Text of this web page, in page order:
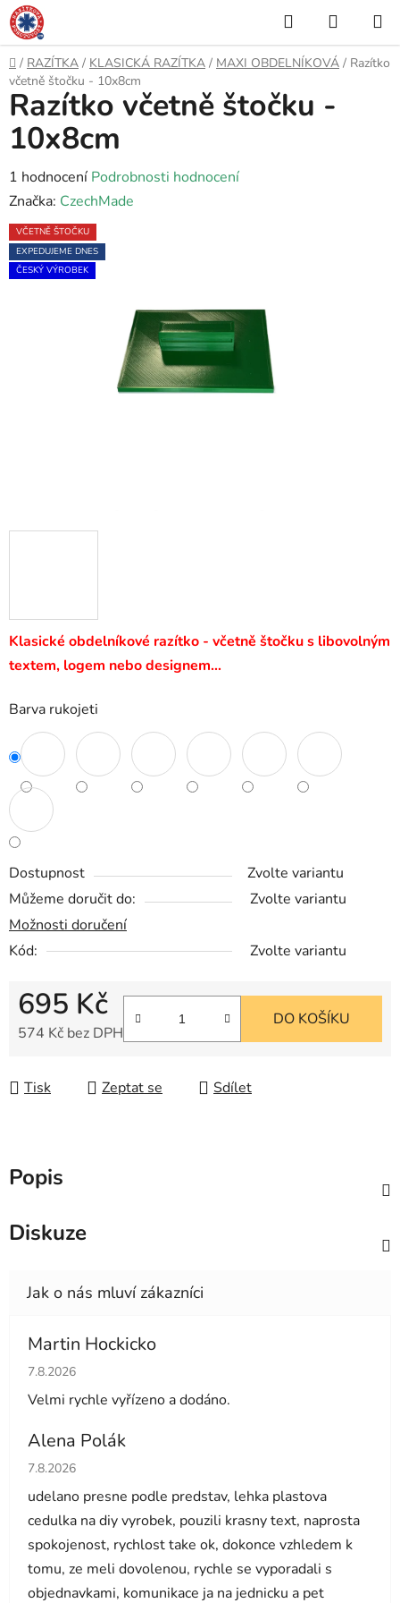
Přejít
na
obsah
Hledat
KOŠÍK
Domů
/ RAZÍTKA / KLASICKÁ RAZÍTKA / MAXI OBDELNÍKOVÁ / Razítko
včetně štočku - 10x8cm
Klasické obdelníkové razítko - včetně štočku s libovolným
textem, logem nebo designem…
Barva rukojeti
Dostupnost
Zvolte variantu
Můžeme doručit do:
Zvolte variantu
Možnosti doručení
Kód:
Zvolte variantu
695 Kč
574 Kč bez DPH
DO KOŠÍKU
Tisk Zeptat se Sdílet
Razítko včetně štočku -
10x8cm
Průměrné
hodnocení
produktu
je
5,0
1 hodnocení Podrobnosti hodnocení
Značka: CzechMade
VČETNĚ ŠTOČKU
EXPEDUJEME DNES
ČESKÝ VÝROBEK
Popis
Diskuze
Martin Hockicko
Hodnocení obchodu je 5 z 5 hvězdiček.
7.8.2026
Velmi rychle vyřízeno a dodáno.
Alena Polák
Hodnocení obchodu je 5 z 5 hvězdiček.
7.8.2026
udelano presne podle predstav, lehka plastova
cedulka na diy vyrobek, pouzili krasny text, naprosta
spokojenost, rychlost take ok, dokonce vzhledem k
tomu, ze meli dovolenou, rychle se vyporadali s
objednavkami, komunikace ja na jednicku a pet